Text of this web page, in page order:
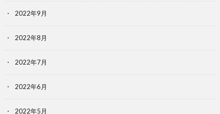
2022年9月
2022年8月
2022年7月
2022年6月
2022年5月